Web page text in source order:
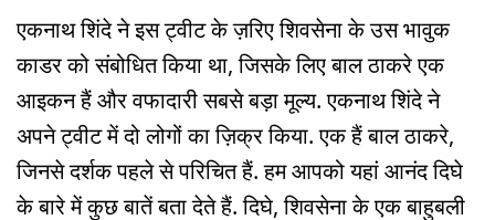
एकनाथ शिंदे ने इस ट्वीट के ज़रिए शिवसेना के उस भावुक
काडर को संबोधित किया था, जिसके लिए बाल ठाकरे एक
आइकन हैं और वफादारी सबसे बड़ा मूल्य. एकनाथ शिंदे ने
अपने ट्वीट में दो लोगों का ज़िक्र किया. एक हैं बाल ठाकरे,
जिनसे दर्शक पहले से परिचित हैं. हम आपको यहां आनंद दिघे
के बारे में कुछ बातें बता देते हैं. दिघे, शिवसेना के एक बाहुबली